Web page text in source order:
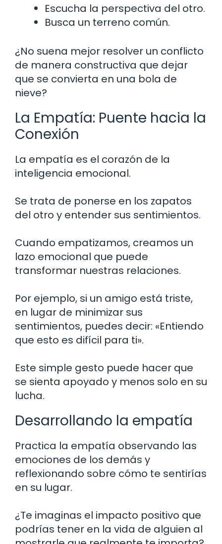
Escucha la perspectiva del otro.
Busca un terreno común.
¿No suena mejor resolver un conflicto
de manera constructiva que dejar
que se convierta en una bola de
nieve?
La Empatía: Puente hacia la
Conexión
La empatía es el corazón de la
inteligencia emocional.
Se trata de ponerse en los zapatos
del otro y entender sus sentimientos.
Cuando empatizamos, creamos un
lazo emocional que puede
transformar nuestras relaciones.
Por ejemplo, si un amigo está triste,
en lugar de minimizar sus
sentimientos, puedes decir: «Entiendo
que esto es difícil para ti».
Este simple gesto puede hacer que
se sienta apoyado y menos solo en su
lucha.
Desarrollando la empatía
Practica la empatía observando las
emociones de los demás y
reflexionando sobre cómo te sentirías
en su lugar.
¿Te imaginas el impacto positivo que
podrías tener en la vida de alguien al